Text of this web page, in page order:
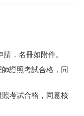
，名冊如附件。
證照考試合格，同
考試合格，同意核